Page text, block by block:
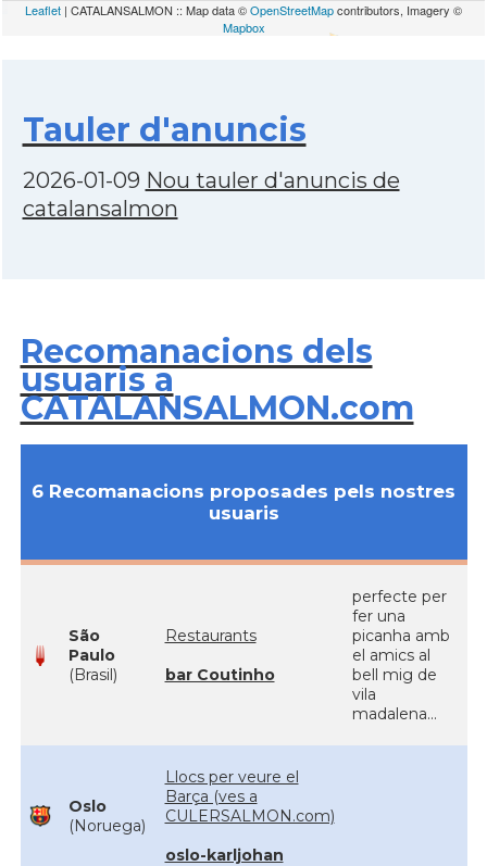
Leaflet | CATALANSALMON :: Map data ©OpenStreetMapcontributors, Imagery ©
Mapbox
Tauler d'anuncis
2026-01-09 Nou tauler d'anuncis de
catalansalmon
Recomanacions dels
usuaris a
CATALANSALMON.com
6 Recomanacions proposades pels nostres
usuaris
São
Paulo
(Brasil)
Restaurants
bar Coutinho
perfecte per
fer una
picanha amb
el amics al
bell mig de
vila
madalena...
Oslo
(Noruega)
Llocs per veure el
Barça (ves a
CULERSALMON.com)
oslo-karljohan